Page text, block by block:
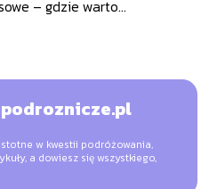
– gdzie warto
w kwestii podróżowania,
a dowiesz się wszystkiego,